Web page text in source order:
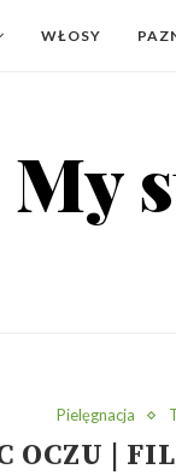
WŁOSY
Pielęgnacja
OCZU |